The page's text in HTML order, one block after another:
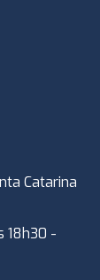
Catarina
18h30 -